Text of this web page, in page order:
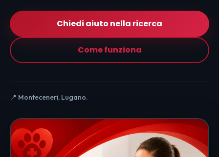
Chiedi aiuto nella ricerca
Come funziona
📍 Monteceneri, Lugano.